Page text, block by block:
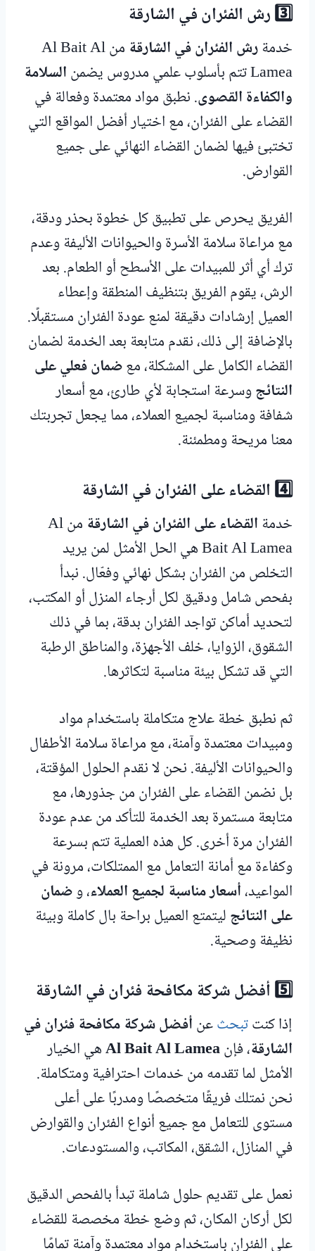
3️⃣ رش الفئران في الشارقة
خدمةرش الفئران في الشارقة
من Al Bait Al
Lamea تتم بأسلوب علمي مدروس يضمن
السلامة
والكفاءة القصوى. نطبق مواد معتمدة وفعالة في
القضاء على الفئران، مع اختيار أفضل المواقع التي
تختبئ فيها لضمان القضاء النهائي على جميع
القوارض.
الفريق يحرص على تطبيق كل خطوة بحذر ودقة،
مع مراعاة سلامة الأسرة والحيوانات الأليفة وعدم
ترك أي أثر للمبيدات على الأسطح أو الطعام. بعد
الرش، يقوم الفريق بتنظيف المنطقة وإعطاء
العميل إرشادات دقيقة لمنع عودة الفئران مستقبلًا.
بالإضافة إلى ذلك، نقدم متابعة بعد الخدمة لضمان
القضاء الكامل على المشكلة، معضمان فعلي على
النتائجوسرعة استجابة لأي طارئ، مع أسعار
شفافة ومناسبة لجميع العملاء، مما يجعل تجربتك
معنا مريحة ومطمئنة.
4️⃣ القضاء على الفئران في الشارقة
خدمة القضاء على الفئران في الشارقة
من Al
Bait Al Lamea هي الحل الأمثل لمن يريد
التخلص من الفئران بشكل نهائي وفعّال. نبدأ
بفحص شامل ودقيق لكل أرجاء المنزل أو المكتب،
لتحديد أماكن تواجد الفئران بدقة، بما في ذلك
الشقوق، الزوايا، خلف الأجهزة، والمناطق الرطبة
التي قد تشكل بيئة مناسبة لتكاثرها.
ثم نطبق خطة علاج متكاملة باستخدام مواد
ومبيدات معتمدة وآمنة، مع مراعاة سلامة الأطفال
والحيوانات الأليفة. نحن لا نقدم الحلول المؤقتة،
بل نضمن القضاء على الفئران من جذورها، مع
متابعة مستمرة بعد الخدمة للتأكد من عدم عودة
الفئران مرة أخرى. كل هذه العملية تتم بسرعة
وكفاءة مع أمانة التعامل مع الممتلكات، مرونة في
المواعيد،أسعار مناسبة لجميع العملاء، وضمان
على النتائجليتمتع العميل براحة بال كاملة وبيئة
نظيفة وصحية.
5️⃣ أفضل شركة مكافحة فئران في الشارقة
إذا كنتتبحثعنأفضل شركة مكافحة فئران في
الشارقة، فإنAl Bait Al Lameaهي الخيار
الأمثل لما تقدمه من خدمات احترافية ومتكاملة.
نحن نمتلك فريقًا متخصصًا ومدربًا على أعلى
مستوى للتعامل مع جميع أنواع الفئران والقوارض
في المنازل، الشقق، المكاتب، والمستودعات.
نعمل على تقديم حلول شاملة تبدأ بالفحص الدقيق
لكل أركان المكان، ثم وضع خطة مخصصة للقضاء
على الفئران باستخدام مواد معتمدة وآمنة تمامًا